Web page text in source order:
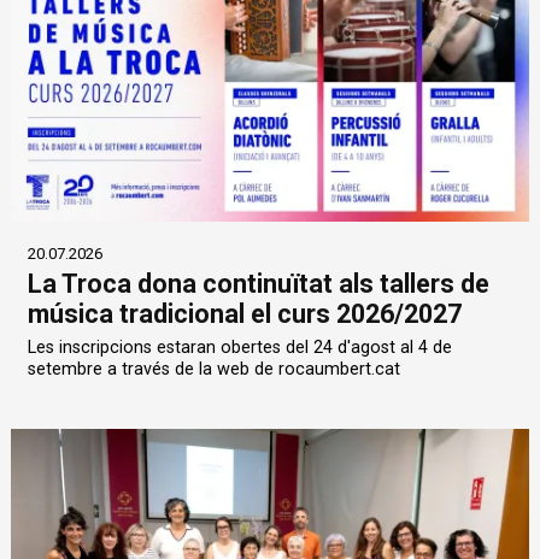
20.07.2026
La Troca dona continuïtat als tallers de
música tradicional el curs 2026/2027
Les inscripcions estaran obertes del 24 d'agost al 4 de
setembre a través de la web de rocaumbert.cat